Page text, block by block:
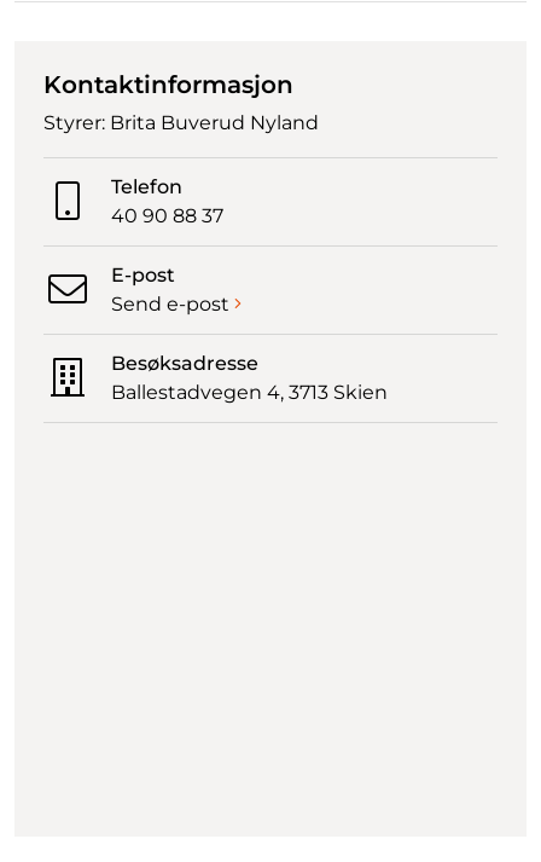
Kontaktinformasjon
Styrer: Brita Buverud Nyland
Telefon
40 90 88 37
E-post
Send e-post
Besøksadresse
Ballestadvegen 4, 3713 Skien